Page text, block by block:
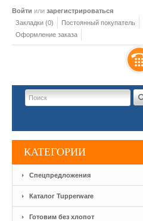
Войти или зарегистрироваться
Закладки (0)
Постоянный покупатель
Оформление заказа
КАТЕГОРИИ
Спецпредложения
Каталог Tupperware
Готовим без хлопот